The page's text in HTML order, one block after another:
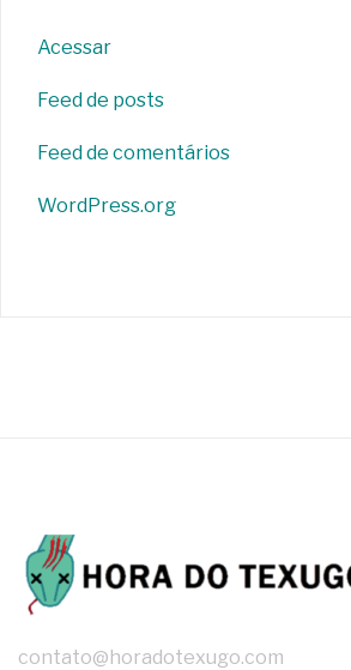
Acessar
Feed de posts
Feed de comentários
WordPress.org
contato@horadotexugo.com